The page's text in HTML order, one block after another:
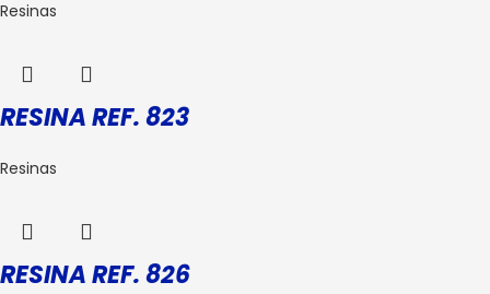
Resinas
RESINA REF. 823
Resinas
RESINA REF. 826